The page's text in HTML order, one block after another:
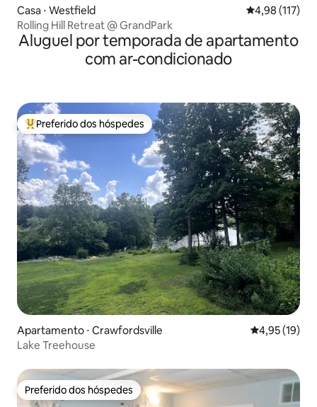
Casa ⋅ Westfield 4,98 de uma
4,98 (117)
Rolling Hill Retreat @ GrandPark
Aluguel por temporada de apartamento
com ar-condicionado
Entre os melhores preferidos dos hóspedes
Preferido dos hóspedes
Apartamento ⋅ Crawfordsville 4,95 de uma
4,95 (19)
Lake Treehouse
Preferido dos hóspedes
Preferido dos hóspedes